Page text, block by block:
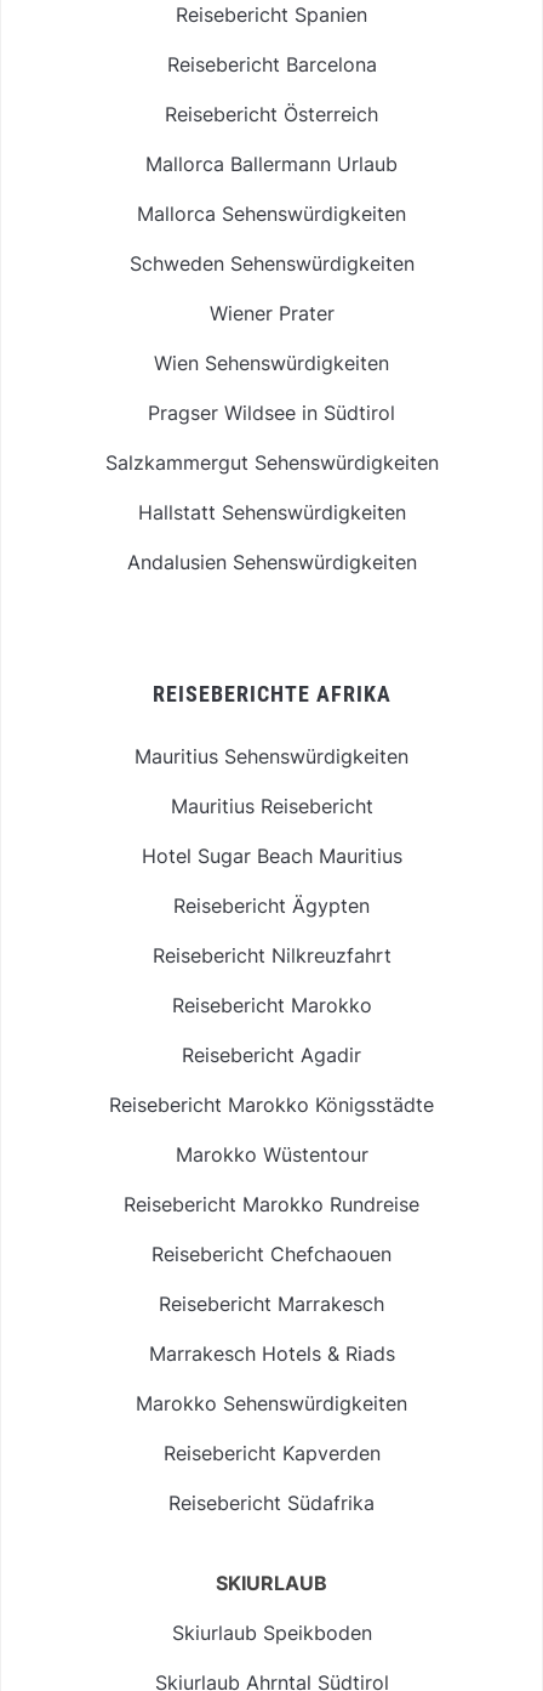
Reisebericht Spanien
Reisebericht Barcelona
Reisebericht Österreich
Mallorca Ballermann Urlaub
Mallorca Sehenswürdigkeiten
Schweden Sehenswürdigkeiten
Wiener Prater
Wien Sehenswürdigkeiten
Pragser Wildsee in Südtirol
Salzkammergut Sehenswürdigkeiten
Hallstatt Sehenswürdigkeiten
Andalusien Sehenswürdigkeiten
REISEBERICHTE AFRIKA
Mauritius Sehenswürdigkeiten
Mauritius Reisebericht
Hotel Sugar Beach Mauritius
Reisebericht Ägypten
Reisebericht Nilkreuzfahrt
Reisebericht Marokko
Reisebericht Agadir
Reisebericht Marokko Königsstädte
Marokko Wüstentour
Reisebericht Marokko Rundreise
Reisebericht Chefchaouen
Reisebericht Marrakesch
Marrakesch Hotels & Riads
Marokko Sehenswürdigkeiten
Reisebericht Kapverden
Reisebericht Südafrika
SKIURLAUB
Skiurlaub Speikboden
Skiurlaub Ahrntal Südtirol